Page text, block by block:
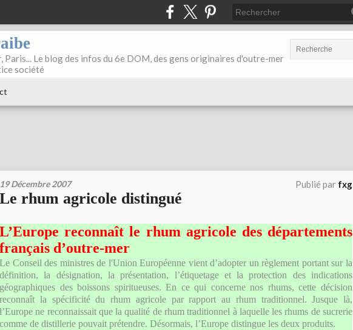
Paris... Le blog des infos du 6e DOM, des gens originaires d'outre-mer
société
19 Décembre 2007 Publié par fxg
Le rhum agricole distingué
L’Europe reconnaît le rhum agricole des départements
français d’outre-mer
Le Conseil des ministres de l'Union Européenne vient d’adopter un règlement portant sur la
définition, la désignation, la présentation, l’étiquetage et la protection des indications
géographiques des boissons spiritueuses. En ce qui concerne nos rhums, cette décision
reconnaît la spécificité du rhum agricole par rapport au rhum traditionnel. Jusque là,
l’Europe ne reconnaissait que la qualité de rhum traditionnel à laquelle les rhums de sucrerie
comme de distillerie pouvait prétendre. Désormais, l’Europe distingue les deux produits.